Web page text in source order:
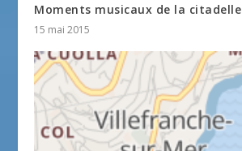
Moments musicaux de la citadelle
15 mai 2015